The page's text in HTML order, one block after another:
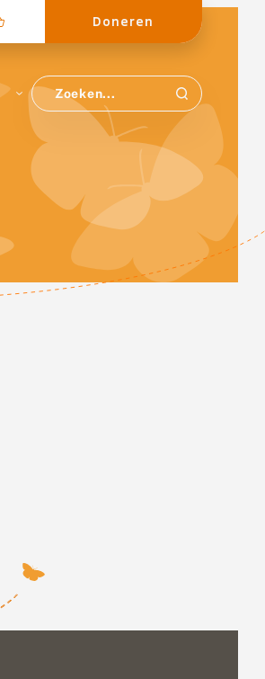
Doneren